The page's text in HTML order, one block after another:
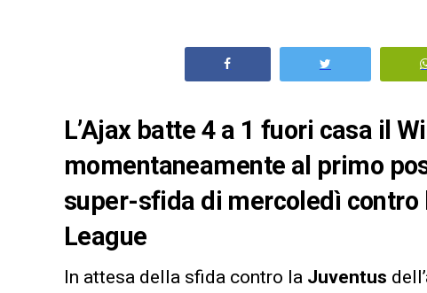
L’Ajax batte 4 a 1 fuori casa il
momentaneamente al primo
super-sfida di mercoledì contro
League
In attesa della sfida contro la Juventus